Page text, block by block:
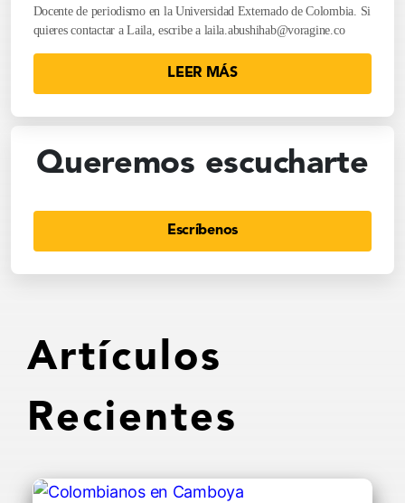
Docente de periodismo en la Universidad Externado de Colombia. Si
quieres contactar a Laila, escribe a laila.abushihab@voragine.co
LEER MÁS
Queremos escucharte
Escríbenos
Artículos
Recientes